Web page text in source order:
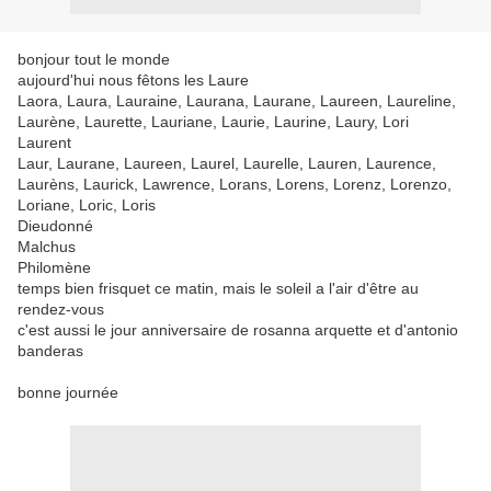
bonjour tout le monde
aujourd'hui nous fêtons les Laure
Laora, Laura, Lauraine, Laurana, Laurane, Laureen, Laureline,
Laurène, Laurette, Lauriane, Laurie, Laurine, Laury, Lori
Laurent
Laur, Laurane, Laureen, Laurel, Laurelle, Lauren, Laurence,
Laurèns, Laurick, Lawrence, Lorans, Lorens, Lorenz, Lorenzo,
Loriane, Loric, Loris
Dieudonné
Malchus
Philomène
temps bien frisquet ce matin, mais le soleil a l'air d'être au
rendez-vous
c'est aussi le jour anniversaire de rosanna arquette et d'antonio
banderas
bonne journée